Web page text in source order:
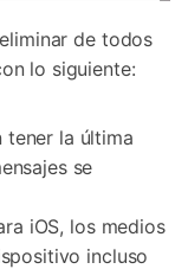
de todos
lo siguiente:
tener la última
se
iOS, los medios
incluso